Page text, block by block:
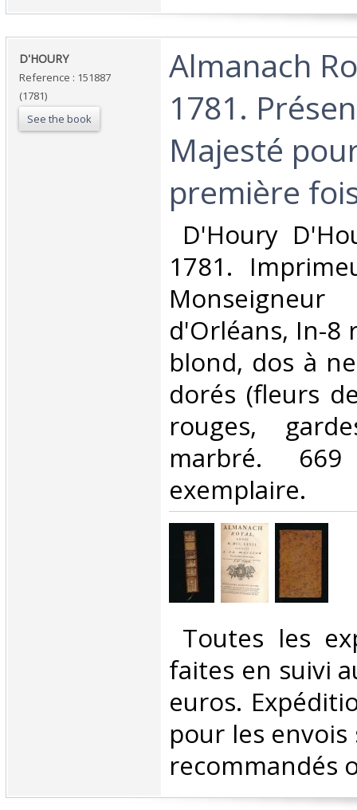
‎D'HOURY ‎
Reference : 151887
(1781)
See the book
‎Almanach
1781.
Majesté
première
D'Houry
1781.
d'Orléans, In-8
blond, dos à
dorés (fleurs
rouges,
marbré.
exemplaire. ‎
Toutes les
faites en suivi
euros.
pour les envois
recommandés